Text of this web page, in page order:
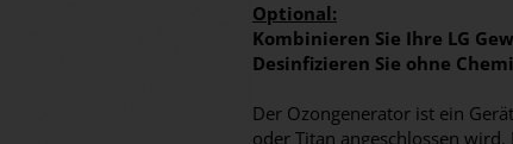
Optional:
Kombinieren Sie Ihre LG
Desinfizieren Sie ohne
Der Ozongenerator ist ein
oder Titan angeschlossen